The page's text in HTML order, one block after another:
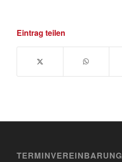
Eintrag teilen
TERMINVEREINBARUNG